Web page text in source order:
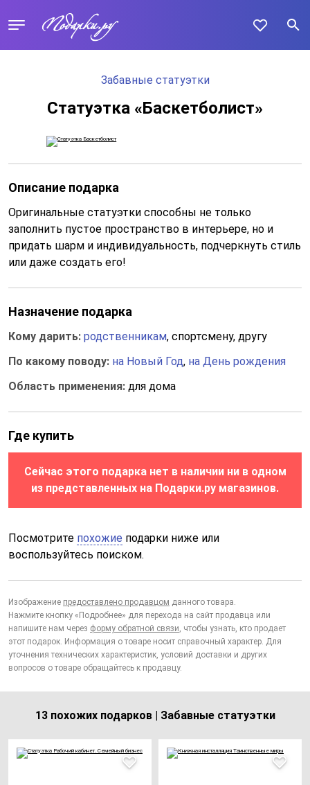
Забавные статуэтки
Статуэтка «Баскетболист»
Описание подарка
Оригинальные статуэтки способны не только
заполнить пустое пространство в интерьере, но и
придать шарм и индивидуальность, подчеркнуть стиль
или даже создать его!
Назначение подарка
Кому дарить: родственникам, спортсмену, другу
По какому поводу: на Новый Год, на День рождения
Область применения: для дома
Где купить
Сейчас этого подарка нет в наличии ни в одном
из представленных на Подарки.ру магазинов.
Посмотрите похожие подарки ниже или
воспользуйтесь поиском.
Изображение предоставлено продавцом данного товара.
Нажмите кнопку «Подробнее» для перехода на сайт продавца или
напишите нам через форму обратной связи, чтобы узнать, кто продает
этот подарок. Информация о товаре носит справочный характер. Для
уточнения технических характеристик, условий доставки и других
вопросов о товаре обращайтесь к продавцу.
13 похожих подарков | Забавные статуэтки